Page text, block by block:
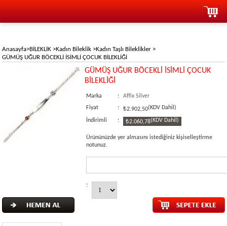
Anasayfa>BİLEKLİK >Kadın Bileklik >Kadın Taşlı Bileklikler >
GÜMÜŞ UĞUR BÖCEKLİ İSİMLİ ÇOCUK BİLEKLİĞİ
GÜMÜŞ UĞUR BÖCEKLİ İSİMLİ ÇOCUK
BİLEKLİĞİ
Marka :
Affix Silver
Fiyat
: ₺2.902,50(KDV Dahil)
İndirimli : ₺2.060,78(KDV Dahil)
Ürününüzde yer almasını istediğiniz kişiselleştirme
notunuz.
: